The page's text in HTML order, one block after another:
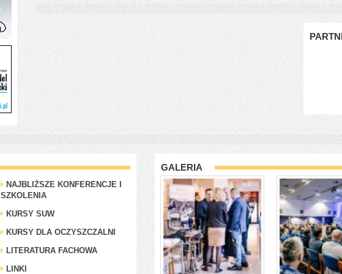
NAJBLIŻSZE KONFERENCJE I
SZKOLENIA
KURSY SUW
KURSY DLA OCZYSZCZALNI
LITERATURA FACHOWA
LINKI
GALERIA